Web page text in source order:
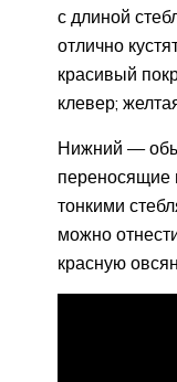
с длиной
отлично
красивый
клевер;
Нижний —
переносящие
тонкими
можно
красную